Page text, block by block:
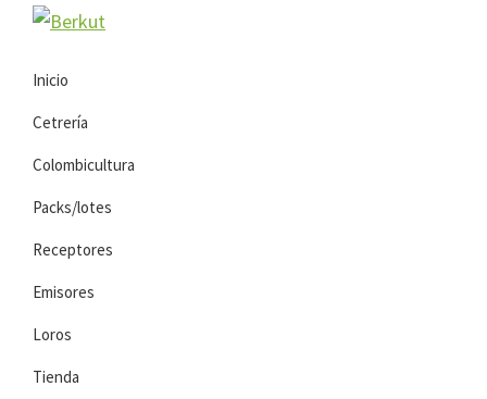
Saltar
navegación
Saltar
contenido
principal
Inicio
Cetrería
Colombicultura
Packs/lotes
Receptores
Emisores
Loros
Tienda